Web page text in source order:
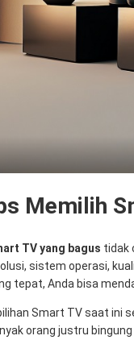
Memilih
TV yang bagus tidak
sistem operasi,
tepat, Anda bisa
Smart TV saat ini
orang justru